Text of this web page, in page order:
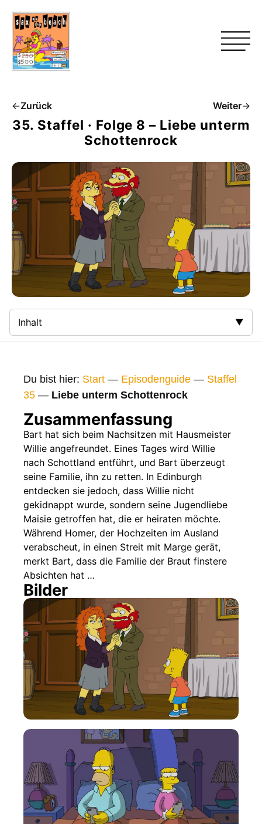
←Zurück Weiter→
35. Staffel · Folge 8 – Liebe unterm
Schottenrock
Inhalt
Zusammenfassung
Gags
Gaststars
Fakten
Sendetermine
Nächste / Vorherige Folge
Du bist hier: Start — Episodenguide — Staffel
35 — Liebe unterm Schottenrock
Zusammenfassung
Bart hat sich beim Nachsitzen mit Hausmeister
Willie angefreundet. Eines Tages wird Willie
nach Schottland entführt, und Bart überzeugt
seine Familie, ihn zu retten. In Edinburgh
entdecken sie jedoch, dass Willie nicht
gekidnappt wurde, sondern seine Jugendliebe
Maisie getroffen hat, die er heiraten möchte.
Während Homer, der Hochzeiten im Ausland
verabscheut, in einen Streit mit Marge gerät,
merkt Bart, dass die Familie der Braut finstere
Absichten hat …
Bilder